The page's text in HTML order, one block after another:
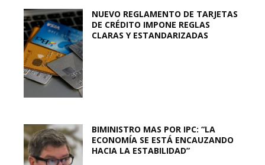
NUEVO REGLAMENTO DE TARJETAS
DE CRÉDITO IMPONE REGLAS
CLARAS Y ESTANDARIZADAS
BIMINISTRO MAS POR IPC: “LA
ECONOMÍA SE ESTÁ ENCAUZANDO
HACIA LA ESTABILIDAD”